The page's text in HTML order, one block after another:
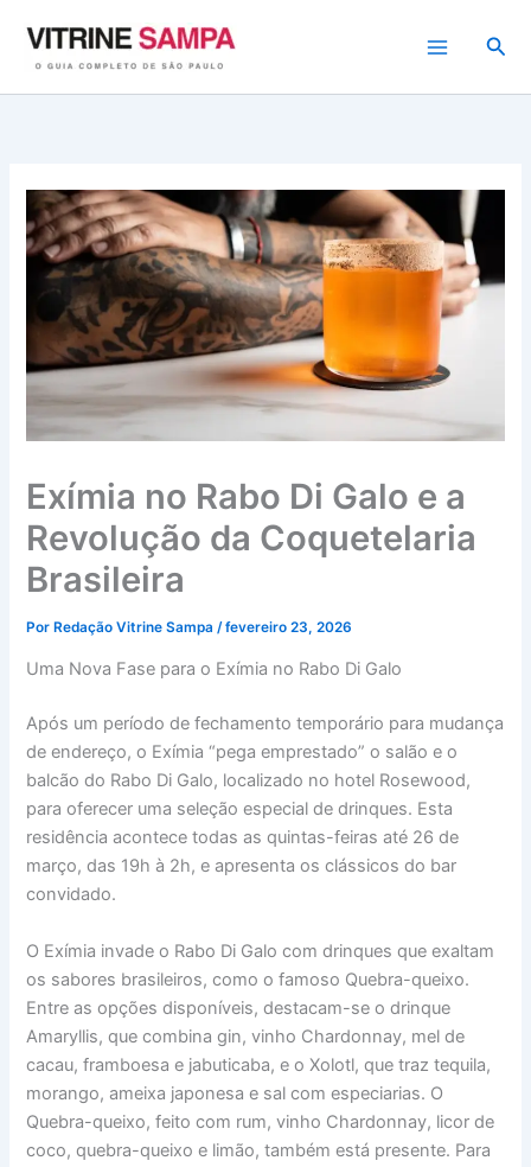
para
conteúdo
Exímia no Rabo Di Galo e a
Revolução da Coquetelaria
Brasileira
Por Redação Vitrine Sampa/fevereiro 23, 2026
Uma Nova Fase para o Exímia no Rabo Di Galo
Após um período de fechamento temporário para mudança
de endereço, o Exímia “pega emprestado” o salão e o
balcão do Rabo Di Galo, localizado no hotel Rosewood,
para oferecer uma seleção especial de drinques. Esta
residência acontece todas as quintas-feiras até 26 de
março, das 19h à 2h, e apresenta os clássicos do bar
convidado.
O Exímia invade o Rabo Di Galo com drinques que exaltam
os sabores brasileiros, como o famoso Quebra-queixo.
Entre as opções disponíveis, destacam-se o drinque
Amaryllis, que combina gin, vinho Chardonnay, mel de
cacau, framboesa e jabuticaba, e o Xolotl, que traz tequila,
morango, ameixa japonesa e sal com especiarias. O
Quebra-queixo, feito com rum, vinho Chardonnay, licor de
coco, quebra-queixo e limão, também está presente. Para